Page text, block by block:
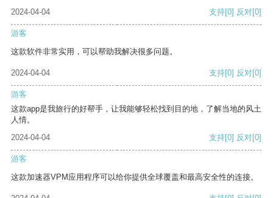
2024-04-04
支持[0] 反对[0]
游客
这款软件非常实用，可以帮助我解决很多问题。
2024-04-04 支持[0] 反对[0]
游客
这款app是我旅行的好帮手，让我能够轻松找到目的地，了解当地的风土
人情。
2024-04-04
支持[0] 反对[0]
游客
这款加速器VPM应用程序可以给你提供全球覆盖和最高安全性的连接。